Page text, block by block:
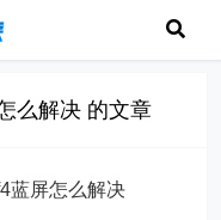
么解决 的文章
蓝屏怎么解决